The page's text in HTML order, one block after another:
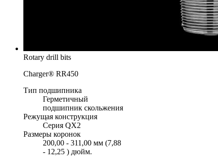
Rotary drill bits
Charger® RR450
Тип подшипника
Герметичный
подшипник скольжения
Режущая конструкция
Серия QX2
Размеры коронок
200,00 - 311,00 мм (7,88
- 12,25 ) дюйм.